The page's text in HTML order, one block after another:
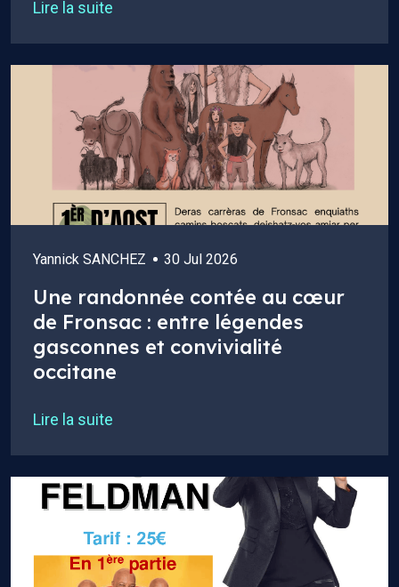
Lire la suite
Yannick SANCHEZ 30 Jul 2026
Une randonnée contée au cœur
de Fronsac : entre légendes
gasconnes et convivialité
occitane
Lire la suite